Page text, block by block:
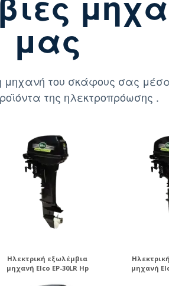
μας
μηχανή του σκάφους σας
της ηλεκτροπρόωσης .
Ηλεκτρική εξωλέμβια
μηχανή Elco EP-30LR Hp
μηχανή